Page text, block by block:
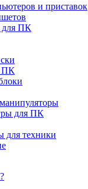
и приставок
для ПК
ПК
для ПК
для техники